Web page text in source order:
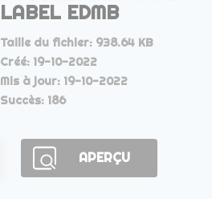
LABEL EDMB
Taille du fichier: 938.64 KB
Créé: 19-10-2022
Mis à jour: 19-10-2022
Succès: 186
APERÇU